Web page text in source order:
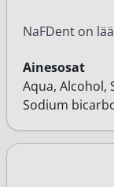
NaFDent on
Ainesosat
Aqua, Alcohol,
Sodium